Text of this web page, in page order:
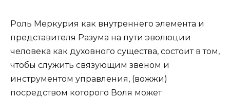
Роль Меркурия как внутреннего элемента и
представителя Разума на пути эволюции
человека как духовного существа, состоит в том,
чтобы служить связующим звеном и
инструментом управления, (вожжи)
посредством которого Воля может